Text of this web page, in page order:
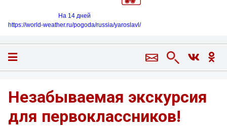
На 14 дней
https://world-weather.ru/pogoda/russia/yaroslavl/
Незабываемая экскурсия
для первоклассников!